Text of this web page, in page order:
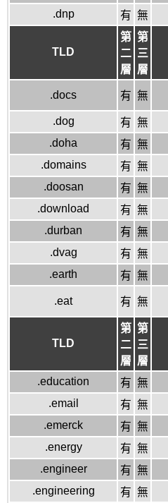
.dnp
有 無
TLD
第
二
層
第
三
層
.docs 有 無
.dog
有 無
.doha
有 無
.domains
有 無
.doosan
有 無
.download
有 無
.durban
有 無
.dvag
有 無
.earth
有 無
.eat 有 無
TLD
第
二
層
第
三
層
.education 有 無
.email
有 無
.emerck
有 無
.energy
有 無
.engineer
有 無
.engineering
有 無